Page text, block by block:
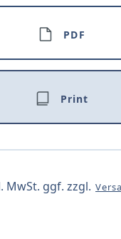
PDF
Print
MwSt. ggf. zzgl.